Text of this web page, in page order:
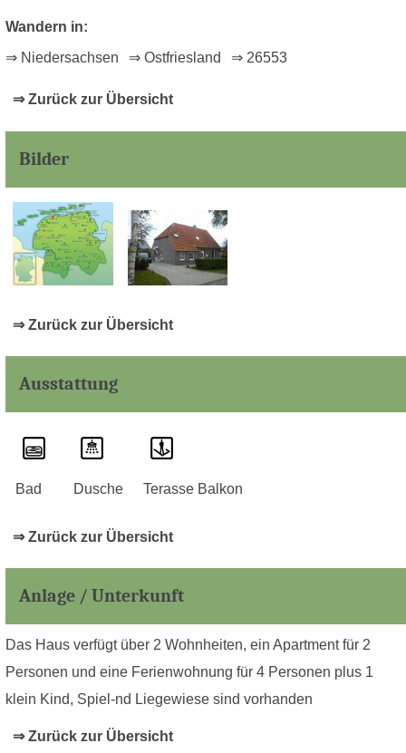
Wandern in:
⇒ Niedersachsen ⇒ Ostfriesland ⇒ 26553
⇒ Zurück zur Übersicht
Bilder
⇒ Zurück zur Übersicht
Ausstattung
Bad Dusche Terasse Balkon
⇒ Zurück zur Übersicht
Anlage / Unterkunft
Das Haus verfügt über 2 Wohnheiten, ein Apartment für 2
Personen und eine Ferienwohnung für 4 Personen plus 1
klein Kind, Spiel-nd Liegewiese sind vorhanden
⇒ Zurück zur Übersicht